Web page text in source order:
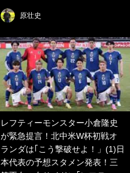
原壮史
レフティーモンスター小倉隆史
が緊急提言！北中米W杯初戦オ
ランダは｢こう撃破せよ！」(1)日
本代表の予想スタメン発表！三